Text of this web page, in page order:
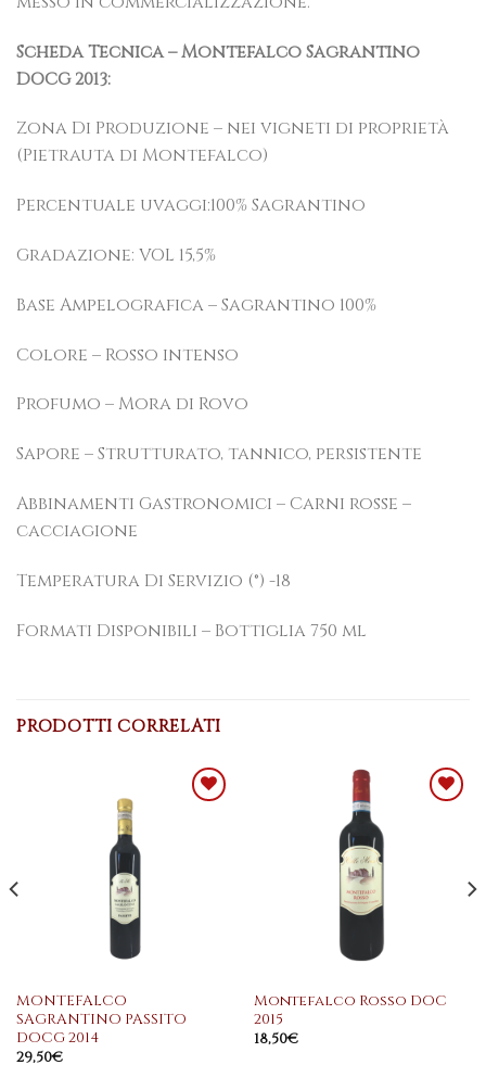
Scheda Tecnica – Montefalco Sagrantino
DOCG 2013:
Zona Di Produzione – nei vigneti di proprietà
(Pietrauta di Montefalco)
Percentuale uvaggi:100% Sagrantino
Gradazione: VOL 15,5%
Base Ampelografica – Sagrantino 100%
Colore – Rosso intenso
Profumo – Mora di Rovo
Sapore – Strutturato, tannico, persistente
Abbinamenti Gastronomici – Carni rosse –
cacciagione
Temperatura Di Servizio (°) -18
Formati Disponibili – Bottiglia 750 ml
PRODOTTI CORRELATI
MONTEFALCO
SAGRANTINO PASSITO
DOCG 2014
29,50€
Montefalco Rosso DOC
2015
18,50€